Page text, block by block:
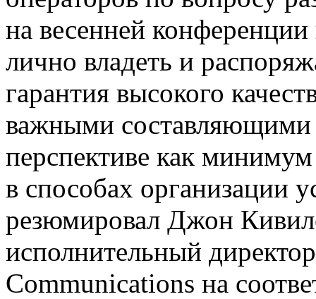
на весенней
лично владеть и
гарантия высокого
важными составляющими
перспективе как
в способах организации
резюмировал Джон
исполнительный
Communications на